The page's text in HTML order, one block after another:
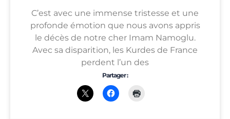
C’est avec une immense tristesse et une
profonde émotion que nous avons appris
le décès de notre cher Imam Namoglu.
Avec sa disparition, les Kurdes de France
perdent l’un des
Partager :